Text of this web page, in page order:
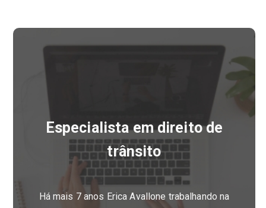
Especialista em direito de
trânsito
Há mais 7 anos Erica Avallone trabalhando na